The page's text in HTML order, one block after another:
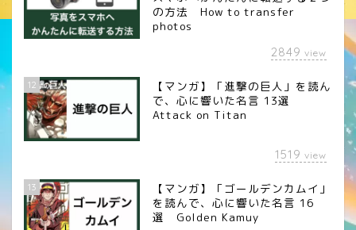
の方法 How to transfer
photos
2849 view
12
【マンガ】「進撃の巨人」を読ん
で、心に響いた名言 13選
Attack on Titan
1519 view
13
【マンガ】「ゴールデンカムイ」
を読んで、心に響いた名言 16
選 Golden Kamuy